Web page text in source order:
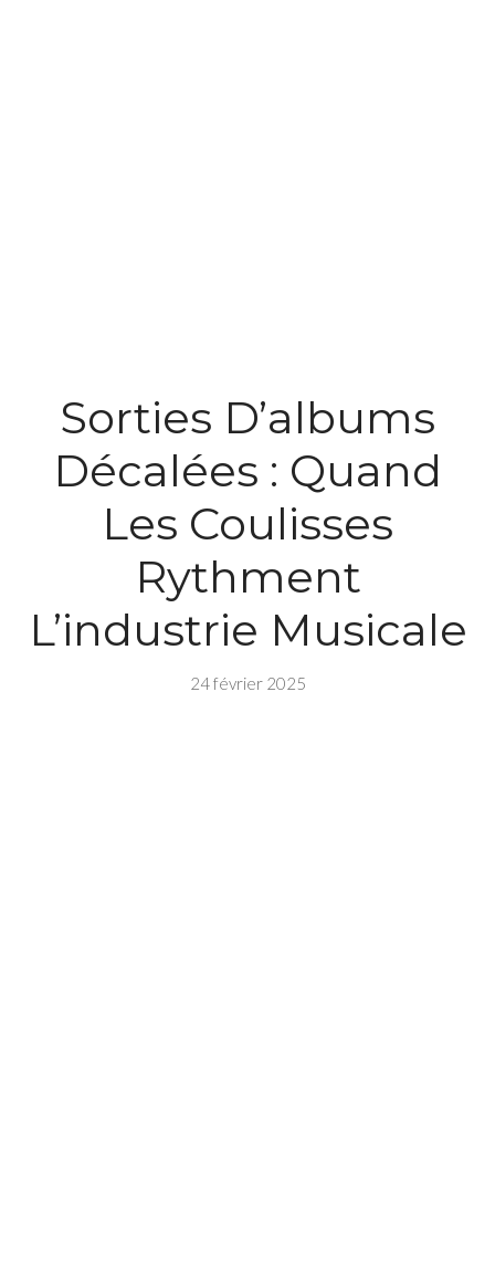
Sorties D’albums
Décalées : Quand
Les Coulisses
Rythment
L’industrie Musicale
24 février 2025